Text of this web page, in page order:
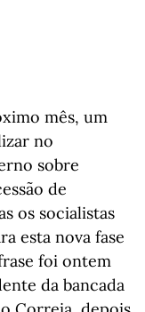
mês, um
no
sobre
de
os socialistas
esta nova fase
foi ontem
da bancada